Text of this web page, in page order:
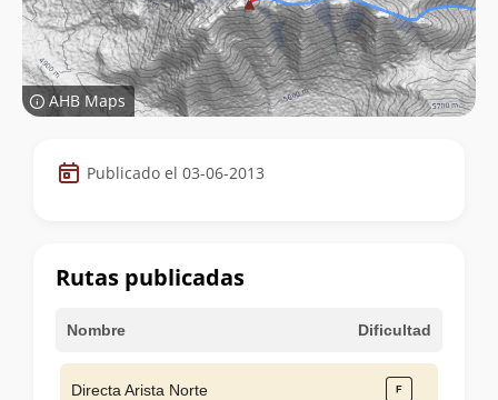
AHB Maps
Datos
de
cumbre
Publicado el 03-06-2013
Rutas publicadas
Nombre Dificultad
Directa Arista Norte